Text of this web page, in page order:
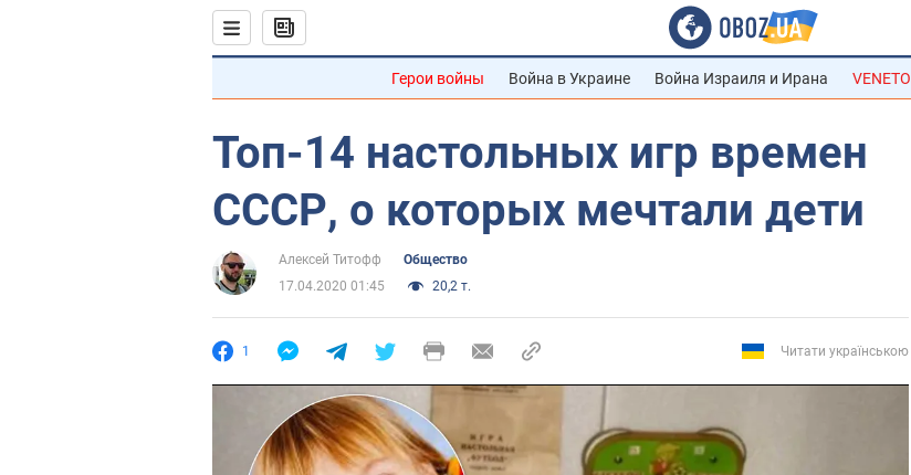
Герои войны Война в Украине Война Израиля и Ирана VENETO
Топ-14 настольных игр времен
СССР, о которых мечтали дети
Алексей Титофф
Общество
17.04.2020 01:45
20,2 т.
1 Читати українською